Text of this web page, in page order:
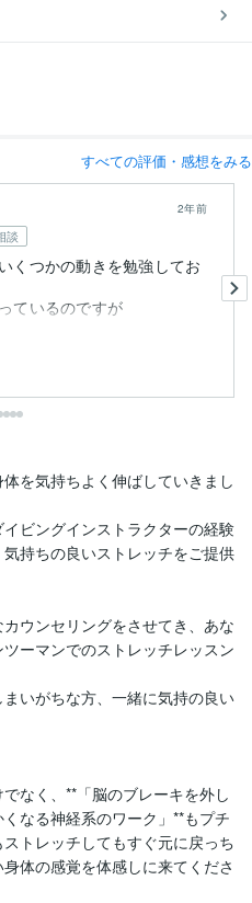
すべての評価・感想をみる
談
2年前
くつかの動きを勉強してお
ているのですが
を気持ちよく伸ばしていきまし
ビングインストラクターの経験
持ちの良いストレッチをご提供
ウンセリングをさせてき、あな
ーマンでのストレッチレッスン
いがちな方、一緒に気持の良い
なく、**「脳のブレーキを外し
なる神経系のワーク」**もプチ
トレッチしてもすぐ元に戻っち
体の感覚を体感しに来てくださ